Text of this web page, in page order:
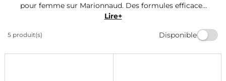
pour femme sur Marionnaud. Des formules efficaces
et agréables à porter pour une sensation de fraîcheur
parfums délicats et profitez de la livraison rapide pour
Lire+
5 produit(s) Disponible